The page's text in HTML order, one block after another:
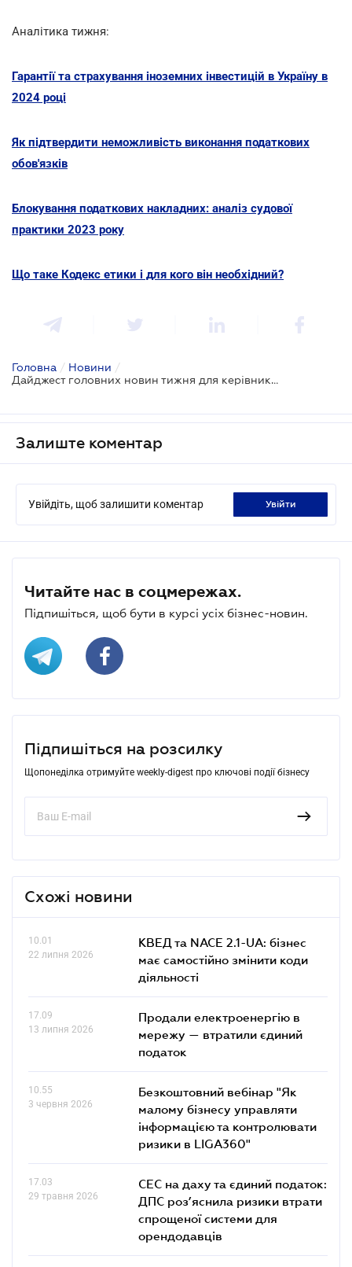
Аналітика тижня:
Гарантії та страхування іноземних інвестицій в Україну в
2024 році
Як підтвердити неможливість виконання податкових
обов'язків
Блокування податкових накладних: аналіз судової
практики 2023 року
Що таке Кодекс етики і для кого він необхідний?
Головна / Новини /
Дайджест головних новин тижня для керівників
Залиште коментар
Увійдіть, щоб залишити коментар увійти
Читайте нас в соцмережах.
Підпишіться, щоб бути в курсі усіх бізнес-новин.
Підпишіться на розсилку
Щопонеділка отримуйте weekly-digest про ключові події бізнесу
Схожі новини
10.01
22 липня 2026
КВЕД та NACE 2.1-UA: бізнес
має самостійно змінити коди
діяльності
17.09
13 липня 2026
Продали електроенергію в
мережу — втратили єдиний
податок
10.55
3 червня 2026
Безкоштовний вебінар "Як
малому бізнесу управляти
інформацією та контролювати
ризики в LIGA360"
17.03
29 травня 2026
СЕС на даху та єдиний податок:
ДПС роз’яснила ризики втрати
спрощеної системи для
орендодавців